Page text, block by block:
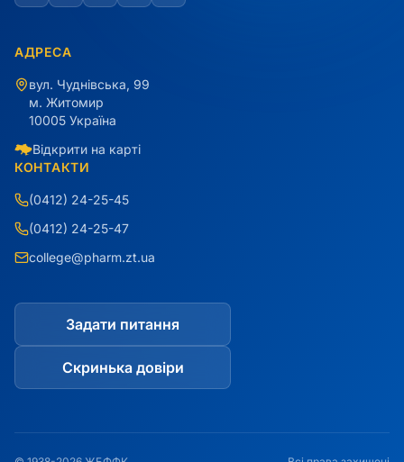
АДРЕСА
вул. Чуднівська, 99
м. Житомир
10005 Україна
Відкрити на карті
КОНТАКТИ
(0412) 24-25-45
(0412) 24-25-47
college@pharm.zt.ua
Задати питання
Скринька довіри